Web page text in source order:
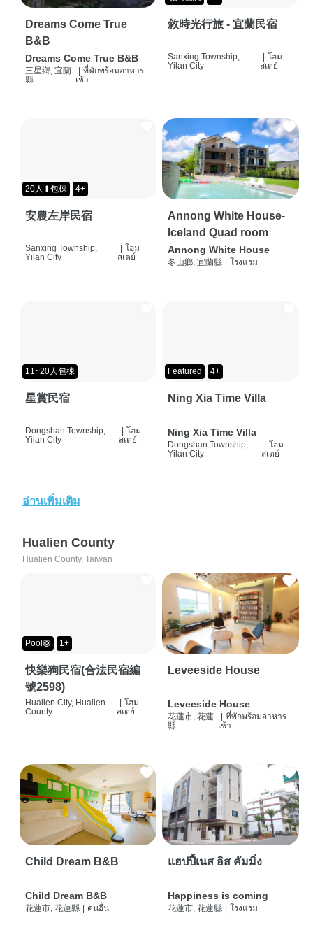
Dreams Come True
B&B
Dreams Come True B&B
三星鄉, 宜蘭
縣
| ที่พักพร้อมอาหาร
เช้า
敘時光行旅 - 宜蘭民宿
Sanxing Township,
Yilan City
| โฮม
สเตย์
20人⬆包棟 4+
安農左岸民宿
Sanxing Township,
Yilan City
| โฮม
สเตย์
Annong White House-
Iceland Quad room
Annong White House
冬山鄉, 宜蘭縣 | โรงแรม
11~20人包棟
星賞民宿
Dongshan Township,
Yilan City
โฮม
สเตย์
Featured 4+
Ning Xia Time Villa
Ning Xia Time Villa
Dongshan Township,
Yilan City
โฮม
สเตย์
อ่านเพิ่มเติม
Hualien County
Hualien County, Taiwan
Pool🛟 1+
快樂狗民宿(合法民宿編
號2598)
Hualien City, Hualien
County
โฮม
สเตย์
Leveeside House
Leveeside House
花蓮市, 花蓮
縣
ที่พักพร้อมอาหาร
เช้า
Child Dream B&B
Child Dream B&B
花蓮市, 花蓮縣 คนอื่น
แฮปปี้เนส อิส คัมมิ่ง
Happiness is coming
花蓮市, 花蓮縣 โรงแรม